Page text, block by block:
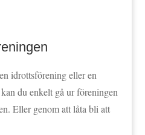
idrottsförening eller en
du enkelt gå ur föreningen
Eller genom att låta bli att